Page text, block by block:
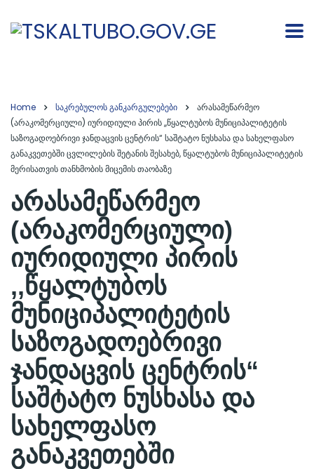
Home საკრებულოს განკარგულებები
არასამეწარმეო
(არაკომერციული) იურიდიული პირის ,,წყალტუბოს მუნიციპალიტეტის
საზოგადოებრივი ჯანდაცვის ცენტრის“ საშტატო ნუსხასა და სახელფასო
განაკვეთებში ცვლილების შეტანის შესახებ, წყალტუბოს მუნიციპალიტეტის
მერისათვის თანხმობის მიცემის თაობაზე
არასამეწარმეო
(არაკომერციული)
იურიდიული პირის
,,წყალტუბოს
მუნიციპალიტეტის
საზოგადოებრივი
ჯანდაცვის ცენტრის“
საშტატო ნუსხასა და
სახელფასო
განაკვეთებში